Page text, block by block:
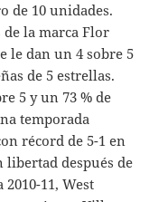
de 10 unidades.
la marca Flor
le dan un 4 sobre 5
de 5 estrellas.
5 y un 73 % de
temporada
récord de 5-1 en
libertad después de
11, West